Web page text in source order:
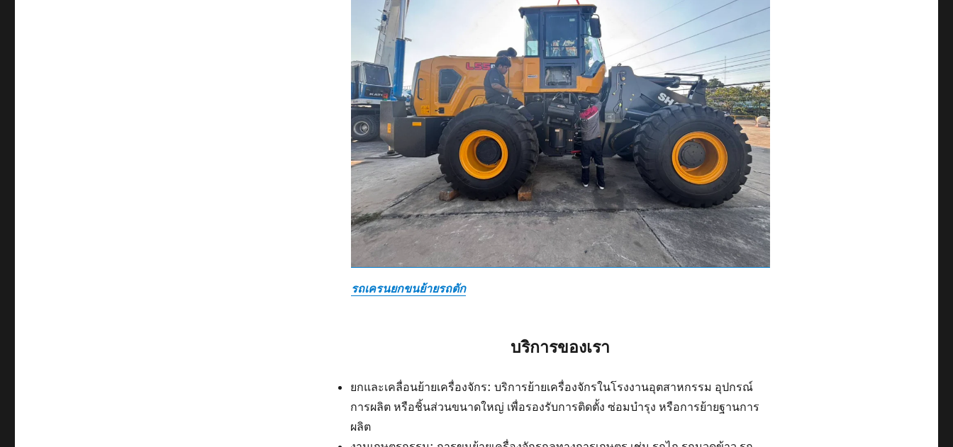
รถเครนยกขนย้ายรถตัก
บริการของเรา
ยกและเคลื่อนย้ายเครื่องจักร: บริการย้ายเครื่องจักรในโรงงานอุตสาหกรรม อุปกรณ์
การผลิต หรือชิ้นส่วนขนาดใหญ่ เพื่อรองรับการติดตั้ง ซ่อมบำรุง หรือการย้ายฐานการ
ผลิต